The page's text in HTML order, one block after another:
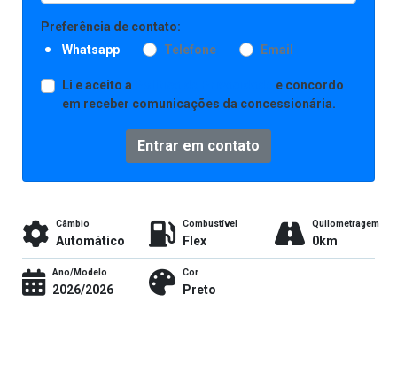
Preferência de contato:
Whatsapp
Telefone Email
Li e aceito a
e concordo
em receber comunicações da concessionária.
Entrar em contato
Câmbio
Automático
Combustível
Flex
Quilometragem
0km
Ano/Modelo
2026/2026
Cor
Preto